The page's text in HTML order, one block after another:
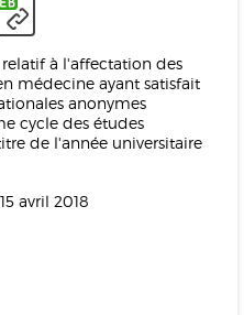
à l'affectation des
médecine ayant satisfait
anonymes
cycle des études
de l'année universitaire
avril 2018